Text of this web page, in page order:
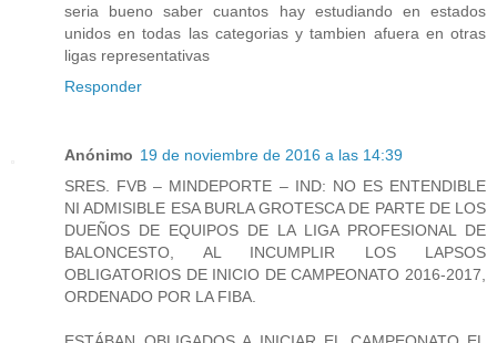
seria bueno saber cuantos hay estudiando en estados
unidos en todas las categorias y tambien afuera en otras
ligas representativas
Responder
Anónimo 19 de noviembre de 2016 a las 14:39
SRES. FVB – MINDEPORTE – IND: NO ES ENTENDIBLE
NI ADMISIBLE ESA BURLA GROTESCA DE PARTE DE LOS
DUEÑOS DE EQUIPOS DE LA LIGA PROFESIONAL DE
BALONCESTO, AL INCUMPLIR LOS LAPSOS
OBLIGATORIOS DE INICIO DE CAMPEONATO 2016-2017,
ORDENADO POR LA FIBA.